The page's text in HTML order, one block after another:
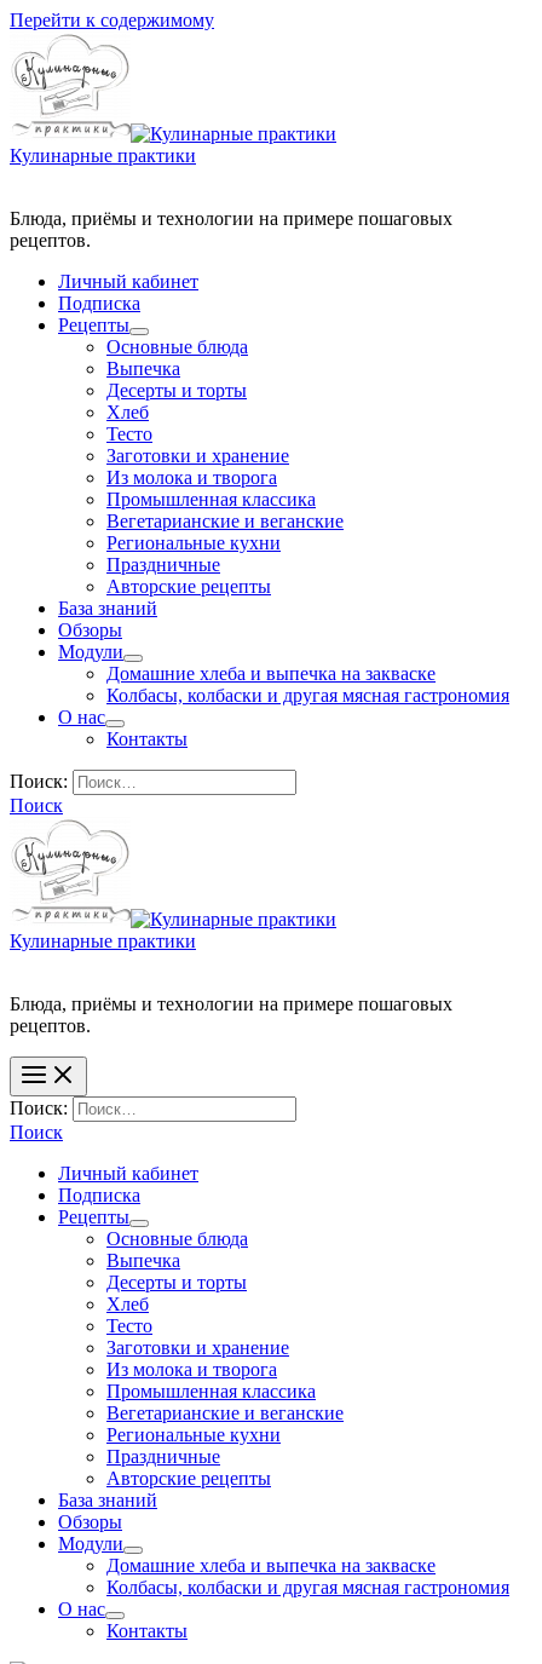
Перейти к содержимому
Кулинарные практики
Блюда, приёмы и технологии на примере пошаговых
Личный кабинет
Подписка
Рецепты
Основные блюда
Выпечка
Десерты и торты
Хлеб
Тесто
Заготовки и хранение
Из молока и творога
Промышленная классика
Вегетарианские и веганские
Региональные кухни
Праздничные
Авторские рецепты
База знаний
Обзоры
Модули
Домашние хлеба и выпечка на закваске
Колбасы, колбаски и другая мясная гастрономия
О нас
Контакты
Поиск:
Поиск
Кулинарные практики
Блюда, приёмы и технологии на примере пошаговых
Поиск:
Поиск
Личный кабинет
Подписка
Рецепты
Основные блюда
Выпечка
Десерты и торты
Хлеб
Тесто
Заготовки и хранение
Из молока и творога
Промышленная классика
Вегетарианские и веганские
Региональные кухни
Праздничные
Авторские рецепты
База знаний
Обзоры
Модули
Домашние хлеба и выпечка на закваске
Колбасы, колбаски и другая мясная гастрономия
О нас
Контакты